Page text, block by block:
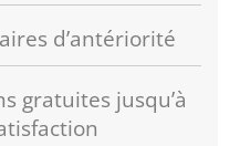
d’antériorité
gratuites jusqu’à